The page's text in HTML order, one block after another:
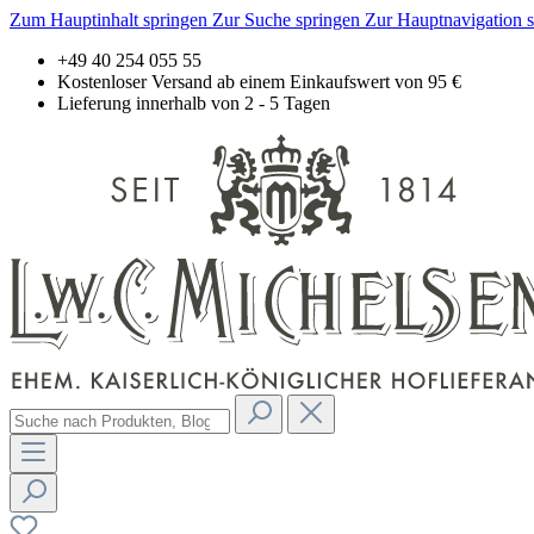
Zum Hauptinhalt springen Zur Suche springen Zur Hauptnavigation
+49 40 254 055 55
Kostenloser Versand ab einem Einkaufswert von 95 €
Lieferung innerhalb von 2 - 5 Tagen